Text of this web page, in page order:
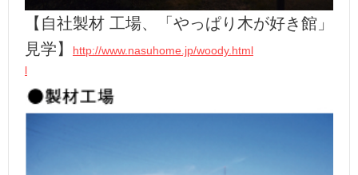
【自社製材 工場、「やっぱり木が好き館」
見学】
http://www.nasuhome.jp/woody.html
l